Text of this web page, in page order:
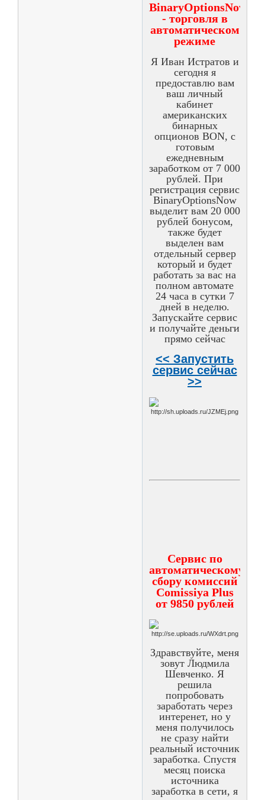
BinaryOptionsNow
- торговля в
автоматическом
режиме
Я Иван Истратов и
сегодня я
предоставлю вам
ваш личный
кабинет
американских
бинарных
опционов BON, с
готовым
ежедневным
заработком от 7 000
рублей. При
регистрация сервис
BinaryOptionsNow
выделит вам 20 000
рублей бонусом,
также будет
выделен вам
отдельный сервер
который и будет
работать за вас на
полном автомате
24 часа в сутки 7
дней в неделю.
Запускайте сервис
и получайте деньги
прямо сейчас
<< Запустить
сервис сейчас
>>
Cервис по
автоматическому
сбору комиссий
Comissiya Plus
от 9850 рублей
Здравствуйте, меня
зовут Людмила
Шевченко. Я
решила
попробовать
заработать через
интеренет, но у
меня получилось
не сразу найти
реальный источник
заработка. Спустя
месяц поиска
источника
заработка в сети, я